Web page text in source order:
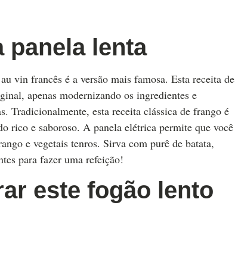
panela lenta
vin francês é a versão mais famosa. Esta receita de
apenas modernizando os ingredientes e
Tradicionalmente, esta receita clássica de frango é
rico e saboroso. A panela elétrica permite que você
e vegetais tenros. Sirva com purê de batata,
para fazer uma refeição!
este fogão lento